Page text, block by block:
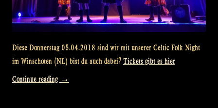
Diese Donnerstag 05.04.2018 sind wir mit unserer Celtic Folk Night
im Winschoten (NL) bist du auch dabei? Tickets gibt es hier
Continue reading „Celtic
→